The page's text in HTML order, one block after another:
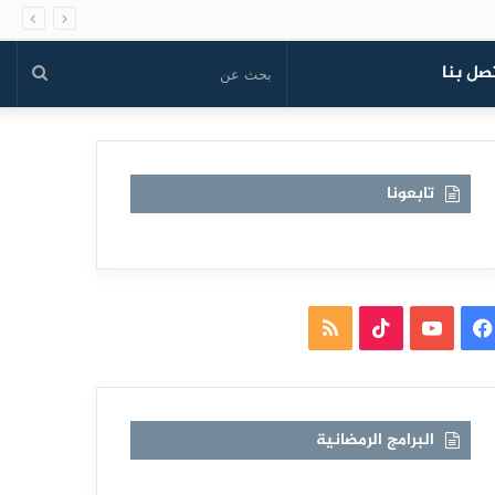
بنا بحث
تابعونا
فيسبوكيوتيوب TikTokملخص
البرامج الرمضانية